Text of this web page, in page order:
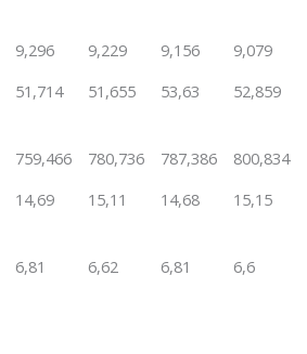
9,296 9,229 9,156
9,079
51,714 51,655 53,63 52,859
759,466 780,736 787,386
800,834
14,69 15,11 14,68 15,15
6,81 6,62 6,81 6,6